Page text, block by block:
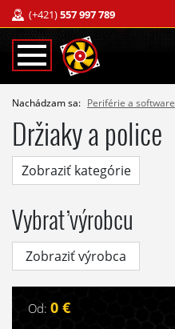
(+421)557 997 789
Nachádzam sa: Periférie a software
Držiaky a police
Zobraziť kategórie
Vybrať výrobcu
Zobraziť výrobca
Od: 0 €